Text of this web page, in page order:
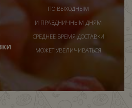
ПО ВЫХОДНЫМ
И ПРАЗДНИЧНЫМ ДНЯМ
СРЕДНЕЕ ВРЕМЯ ДОСТАВКИ
МОЖЕТ УВЕЛИЧИВАТЬСЯ